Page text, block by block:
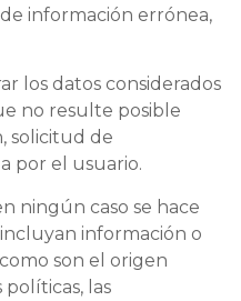
información errónea,
los datos considerados
no resulte posible
solicitud de
por el usuario.
ningún caso se hace
información o
son el origen
políticas, las